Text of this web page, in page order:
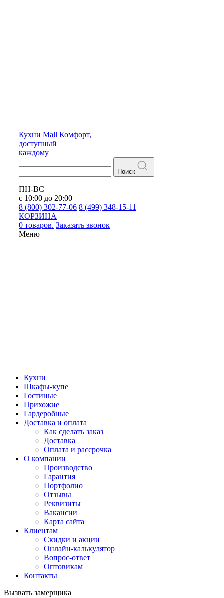
Кухни Mall Комфорт,
доступный
каждому
Поиск
ПН-ВС
с 10:00 до 20:00
8 (800) 302-77-06 8 (499) 348-15-11
КОРЗИНА
0 товаров. Заказать звонок
Меню
Кухни
Шкафы-купе
Гостиные
Прихожие
Гардеробные
Доставка и оплата
Как сделать заказ
Доставка
Оплата и рассрочка
О компании
Производство
Гарантия
Портфолио
Отзывы
Реквизиты
Вакансии
Карта сайта
Клиентам
Скидки и акции
Онлайн-калькулятор
Вопрос-ответ
Оптовикам
Контакты
Вызвать замерщика